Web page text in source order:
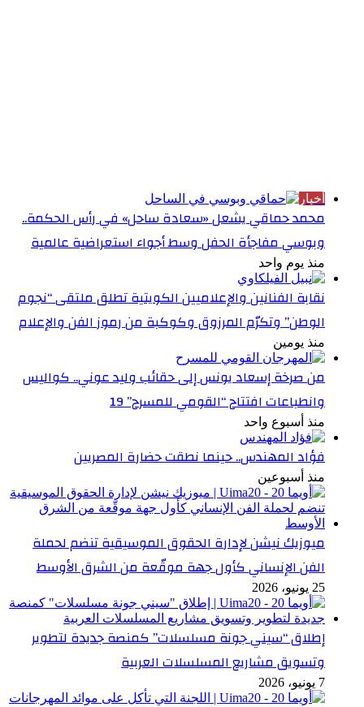
أخبار
محمد حماقي يشعل «سعادة ساحل» في رأس الحكمة..
وبوسي مفاجأة الحفل وسط أجواء استعراضية عالمية
منذ يوم واحد
نقابة الفنانين والإعلاميين الكويتية تطلق ملتقى “نجوم
الوطن” وتكرّم المرزوق وكوكبة من رموز الفن والإعلام
منذ يومين
من صرخة إسعاد يونس إلى حقائب وليد عوني.. كواليس
وانطباعات افتتاح “القومي للمسرح” 19
منذ أسبوع واحد
فؤاد المهندس.. حينما نطقت حضارة المصريين
منذ أسبوعين
ميوزيك نيشن لإدارة الحقوق الموسيقية تنضم لحملة
الفن الإنساني كأول جهة موقّعة من الشرق الأوسط
25 يونيو، 2026
إطلاق “سيني جونة مسلسلات” كمنصة جديدة لتطوير
وتسويق مشاريع المسلسلات العربية
7 يونيو، 2026